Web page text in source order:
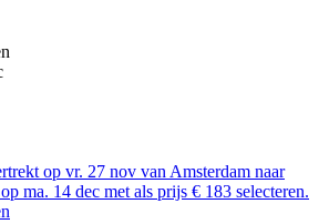
op vr. 27 nov van Amsterdam naar
ma. 14 dec met als prijs € 183 selecteren.